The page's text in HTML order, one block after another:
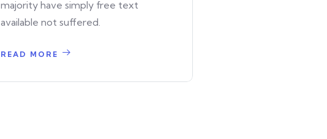
majority have simply free text
available not suffered.
READ MORE